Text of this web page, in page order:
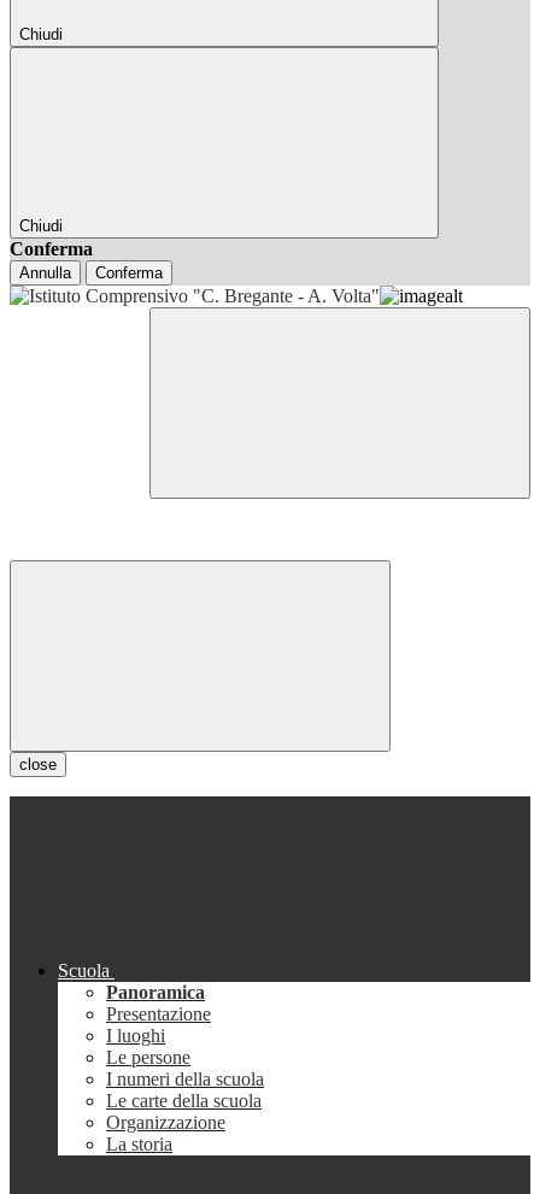
Chiudi
Chiudi
Conferma
Annulla Conferma
close
Scuola
Panoramica
Presentazione
I luoghi
Le persone
I numeri della scuola
Le carte della scuola
Organizzazione
La storia